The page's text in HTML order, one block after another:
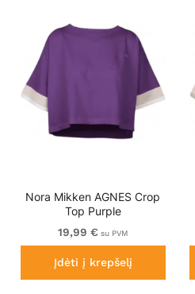
Nora Mikken AGNES Crop
Top Purple
19,99 € su PVM
Įdėti į krepšelį